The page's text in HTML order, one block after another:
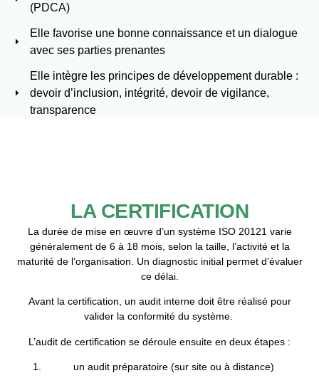
(PDCA)
Elle favorise une bonne connaissance et un dialogue
avec ses parties prenantes
Elle intègre les principes de développement durable :
devoir d’inclusion, intégrité, devoir de vigilance,
transparence
LA CERTIFICATION
La durée de mise en œuvre d’un système ISO 20121 varie
généralement de 6 à 18 mois, selon la taille, l’activité et la
maturité de l’organisation. Un diagnostic initialpermet d’évaluer
ce délai.
Avant la certification, un audit internedoit être réalisé pour
valider la conformité du système.
L’audit de certification se déroule ensuite en deux étapes :
un audit préparatoire (sur site ou à distance)